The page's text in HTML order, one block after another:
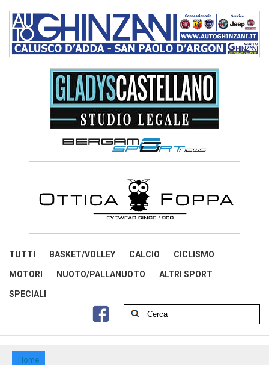
TUTTI BASKET/VOLLEY CALCIO CICLISMO
MOTORI NUOTO/PALLANUOTO ALTRI SPORT
SPECIALI
Home